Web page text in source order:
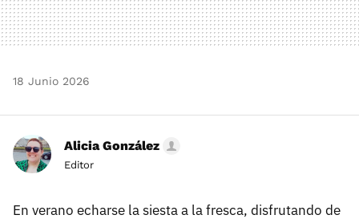
18 Junio 2026
Alicia González
Editor
En verano echarse la siesta a la fresca, disfrutando de